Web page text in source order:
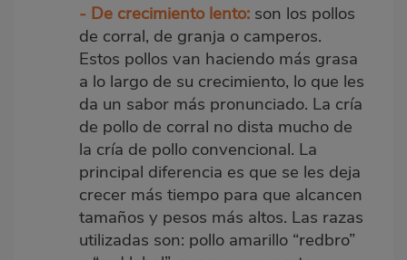
- De crecimiento lento: son los pollos
de corral, de granja o camperos.
Estos pollos van haciendo más grasa
a lo largo de su crecimiento, lo que les
da un sabor más pronunciado. La cría
de pollo de corral no dista mucho de
la cría de pollo convencional. La
principal diferencia es que se les deja
crecer más tiempo para que alcancen
tamaños y pesos más altos. Las razas
utilizadas son: pollo amarillo “redbro”